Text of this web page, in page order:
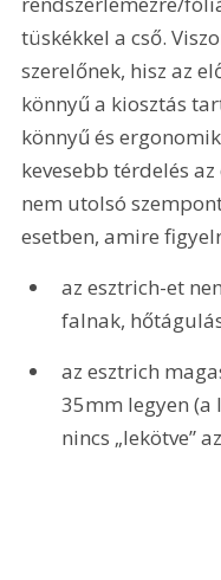
tüskékkel a cső.
szerelőnek, hisz az
könnyű a kiosztás
könnyű és
kevesebb térdelés
nem utolsó
esetben, amire
az esztrich-et
falnak,
az esztrich
35mm legyen (a
nincs „lekötve”